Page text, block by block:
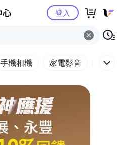
Yahoo購物中心
登入
手機相機 家電影音 電腦